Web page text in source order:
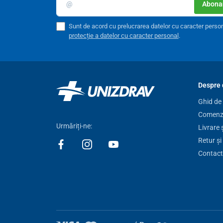
Putere
Oprire automată
Sunt de acord cu prelucrarea datelor cu caracter
protecție a datelor cu caracter personal .
Urmăriți-ne:
Despre
Ghid
Livrare
Retur
Contact